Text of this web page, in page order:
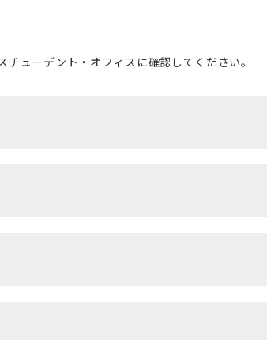
ューデント・オフィスに確認してください。